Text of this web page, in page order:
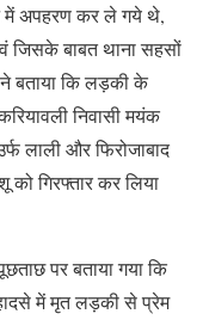
में अपहरण कर ले गये थे,
जिसके बाबत थाना सहसों
बताया कि लड़की के
निवासी मयंक
लाली और फिरोजाबाद
को गिरफ्तार कर लिया
पर बताया गया कि
में मृत लड़की से प्रेम